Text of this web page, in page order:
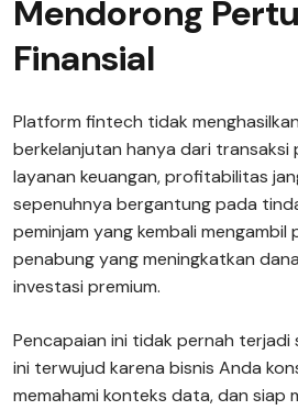
Mendorong
Finansial
Platform fintech tidak
berkelanjutan hanya dari transaksi
layanan keuangan, profitabilitas
sepenuhnya bergantung pada
peminjam yang kembali mengambil
penabung yang meningkatkan
investasi premium.
Pencapaian ini tidak pernah terjadi
ini terwujud karena bisnis Anda
memahami konteks data, dan siap